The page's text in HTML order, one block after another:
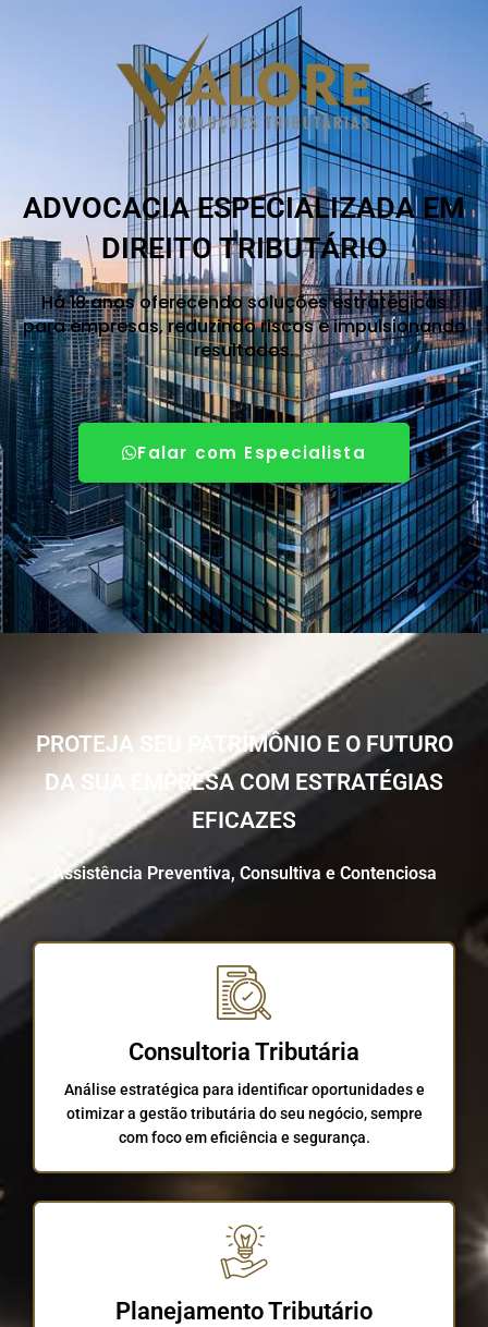
ADVOCACIA ESPECIALIZADA EM
DIREITO TRIBUTÁRIO
Há 18 anos oferecendo soluções estratégicas
para empresas, reduzindo riscos e impulsionando
resultados.
Falar com Especialista
PROTEJA SEU PATRIMÔNIO E O FUTURO
DA SUA EMPRESA COM ESTRATÉGIAS
EFICAZES
Assistência Preventiva, Consultiva e Contenciosa
Consultoria Tributária
Análise estratégica para identificar oportunidades e
otimizar a gestão tributária do seu negócio, sempre
com foco em eficiência e segurança.
Planejamento Tributário